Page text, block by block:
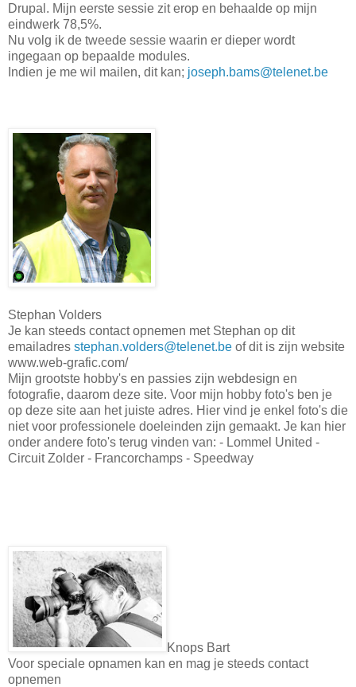
Drupal. Mijn eerste sessie zit erop en behaalde op mijn
eindwerk 78,5%.
Nu volg ik de tweede sessie waarin er dieper wordt
ingegaan op bepaalde modules.
Indien je me wil mailen, dit kan; joseph.bams@telenet.be
Stephan Volders
Je kan steeds contact opnemen met Stephan op dit
emailadres stephan.volders@telenet.be of dit is zijn website
www.web-grafic.com/
Mijn grootste hobby's en passies zijn webdesign en
fotografie, daarom deze site. Voor mijn hobby foto's ben je
op deze site aan het juiste adres. Hier vind je enkel foto's die
niet voor professionele doeleinden zijn gemaakt. Je kan hier
onder andere foto's terug vinden van: - Lommel United -
Circuit Zolder - Francorchamps - Speedway
Knops Bart
Voor speciale opnamen kan en mag je steeds contact
opnemen